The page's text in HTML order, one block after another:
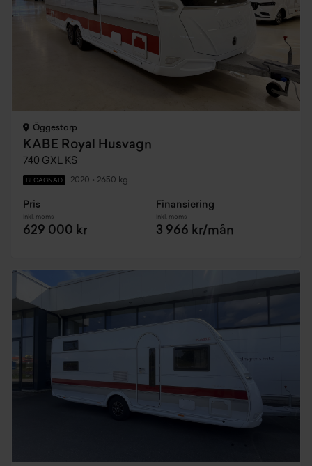
Öggestorp
KABE Royal Husvagn
740 GXL KS
BEGAGNAD 2020 • 2650 kg
Pris
Inkl. moms
629 000 kr
Finansiering
Inkl. moms
3 966 kr/mån